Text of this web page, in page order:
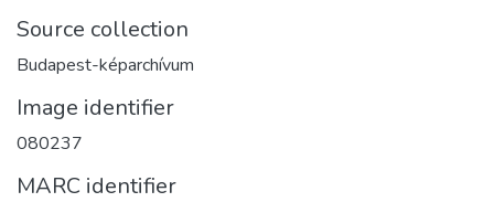
Source collection
Budapest-képarchívum
Image identifier
080237
MARC identifier